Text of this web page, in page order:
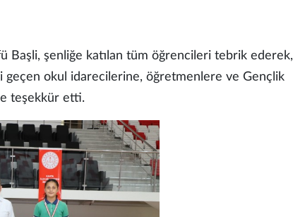
Başli, şenliğe katılan tüm öğrencileri tebrik ederek,
geçen okul idarecilerine, öğretmenlere ve Gençlik
teşekkür etti.